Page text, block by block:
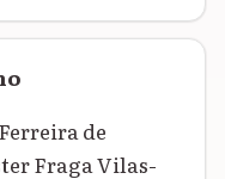
de
Fraga Vilas-